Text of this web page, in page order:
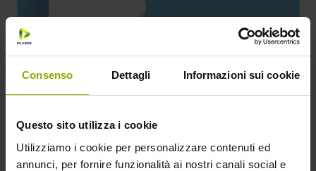
Consenso Dettagli Informazioni sui cookie
Questo sito utilizza i cookie
Utilizziamo i cookie per personalizzare contenuti ed
annunci, per fornire funzionalità ai nostri canali social e